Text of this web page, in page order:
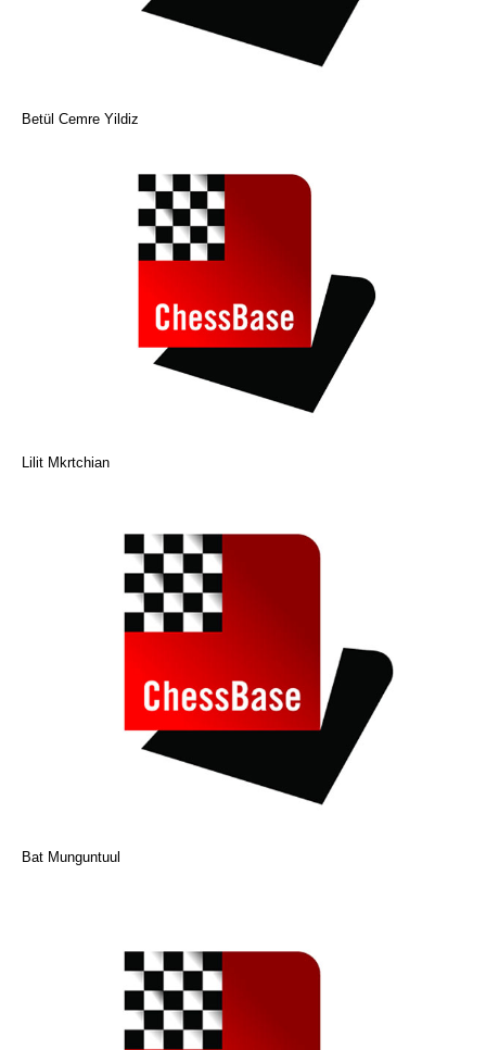
Betül Cemre Yildiz
Lilit Mkrtchian
Bat Munguntuul